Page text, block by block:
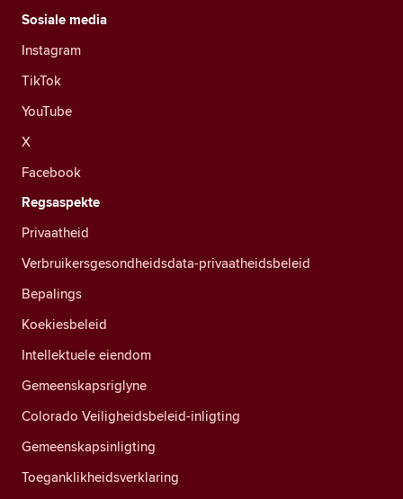
Sosiale media
Instagram
TikTok
YouTube
X
Facebook
Regsaspekte
Privaatheid
Verbruikersgesondheidsdata-privaatheidsbeleid
Bepalings
Koekiesbeleid
Intellektuele eiendom
Gemeenskapsriglyne
Colorado Veiligheidsbeleid-inligting
Gemeenskapsinligting
Toeganklikheidsverklaring